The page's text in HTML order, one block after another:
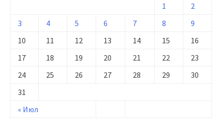
« Июл
1
2
3
4 5 6 7 8
9
10
11 12 13 14 15
16
17
18 19 20 21 22
23
24
25 26 27 28 29
30
31